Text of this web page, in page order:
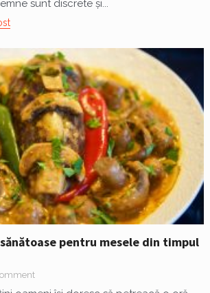
sunt discrete și...
pentru mesele din timpul